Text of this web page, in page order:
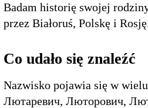
Badam historię swojej
przez Białoruś, Polskę i
Co udało się znaleźć
Nazwisko pojawia się w
Лютаревич, Люторович,